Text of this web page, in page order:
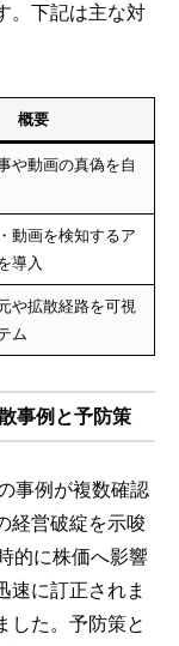
。下記は主な対
概要
や動画の真偽を自
動画を検知するア
導入
や拡散経路を可視
ム
事例と予防策
事例が複数確認
経営破綻を示唆
的に株価へ影響
速に訂正されま
した。予防策と